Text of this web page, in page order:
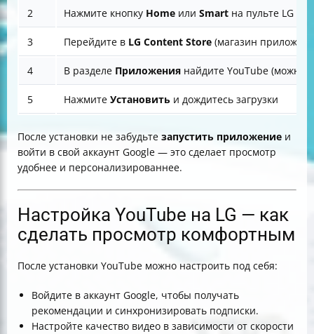
2 Нажмите кнопку Home или Smart на пульте LG
3 Перейдите в LG Content Store (магазин
4 В разделе Приложения найдите YouTube (можно
5 Нажмите Установить и дождитесь загрузки
После установки не забудьте запустить приложение и
войти в свой аккаунт Google — это сделает просмотр
удобнее и персонализированнее.
Настройка YouTube на LG — как
сделать просмотр комфортным
После установки YouTube можно настроить под себя:
Войдите в аккаунт Google, чтобы получать
рекомендации и синхронизировать подписки.
Настройте качество видео в зависимости от скорости